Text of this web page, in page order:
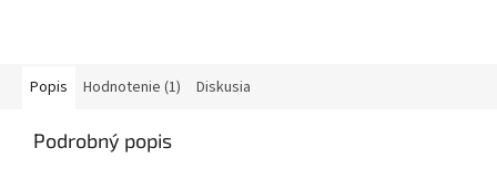
Popis Hodnotenie (1) Diskusia
Podrobný popis